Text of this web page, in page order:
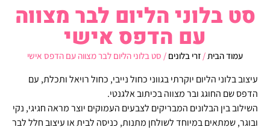
סט בלוני הליום לבר מצווה
עם הדפס אישי
עמוד הבית/ זרי בלונים / סט בלוני הליום לבר מצווה עם הדפס אישי
עיצוב בלוני הליום יוקרתי בגווני כחול נייבי, כחול רויאל ותכלת, עם
הדפס שם החוגג ובר מצווה בכיתוב אלגנטי.
השילוב בין הבלונים המבריקים לצבעים העמוקים יוצר מראה חגיגי, נקי
ובוגר, שמתאים במיוחד לשולחן מתנות, כניסה לבית או עיצוב חלל לבר